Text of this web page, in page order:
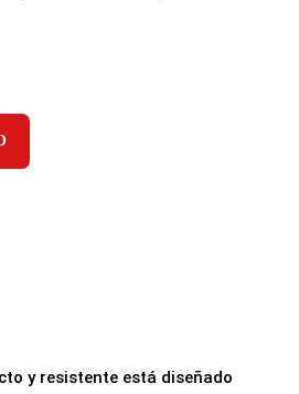
y resistente está diseñado